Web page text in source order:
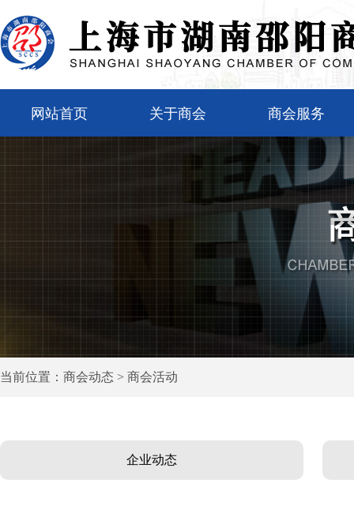
网站首页 关于商会 商会服务
当前位置：商会动态 > 商会活动
企业动态